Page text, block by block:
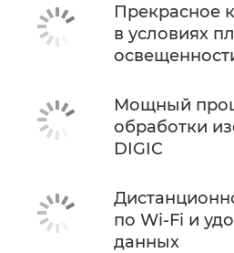
Прекрасное
в условиях
Мощный
обработки
DIGIC
по Wi-Fi и
данных